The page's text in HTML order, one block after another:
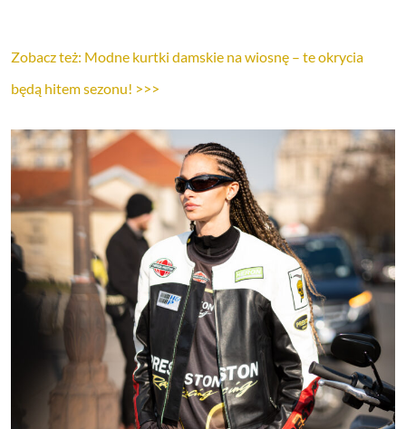
Zobacz też: Modne kurtki damskie na wiosnę – te okrycia
będą hitem sezonu! >>>